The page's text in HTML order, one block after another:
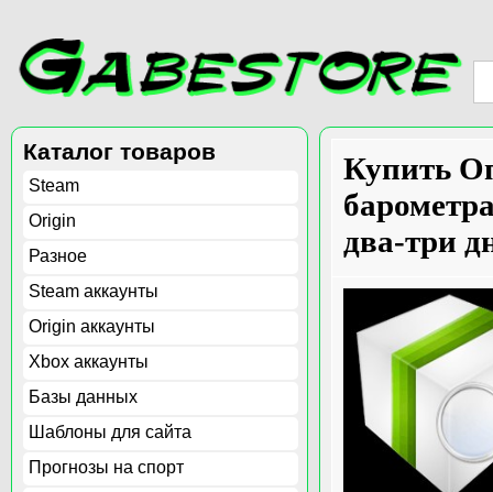
Каталог товаров
Steam
Origin
Разное
Steam аккаунты
Origin аккаунты
Xbox аккаунты
Базы данных
Шаблоны для сайта
Прогнозы на спорт
Купить
два-три